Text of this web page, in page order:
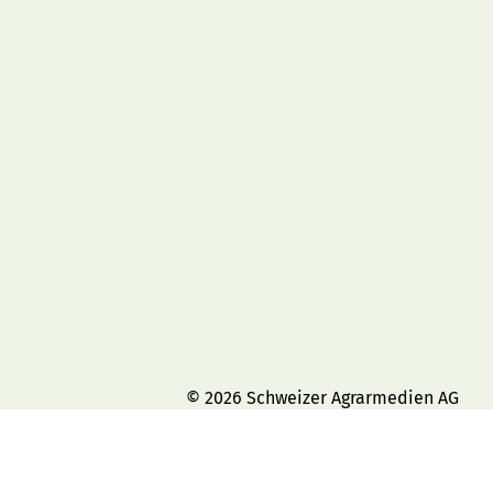
© 2026 Schweizer Agrarmedien AG